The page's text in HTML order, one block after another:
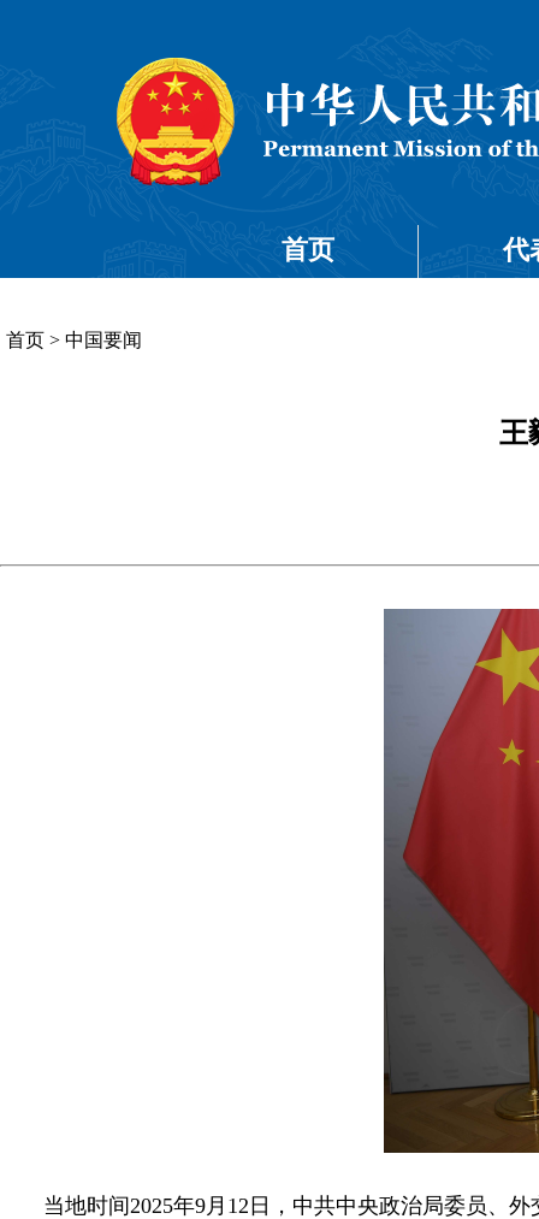
首页 代
首页 > 中国要闻
王
当地时间2025年9月12日，中共中央政治局委员、